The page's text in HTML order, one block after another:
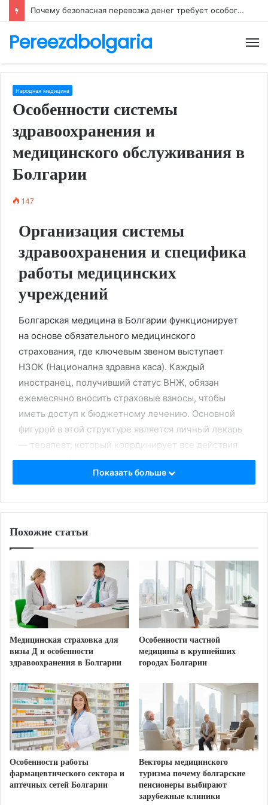
Почему безопасная перевозка денег требует особого внимания
Pereezdbolgaria
Народная медицина
Особенности системы
здравоохранения и
медицинского обслуживания в
Болгарии
147
Организация системы
здравоохранения и специфика
работы медицинских
учреждений
Болгарская медицина в Болгарии функционирует
на основе обязательного медицинского
страхования, где ключевым звеном выступает
НЗОК (Национална здравна каса). Каждый
иностранец, получивший статус ВНЖ, обязан
ежемесячно вносить страховые взносы, чтобы
иметь доступ к бюджетному лечению. Основной
фигурой в этой структуре является личный лекарь
— терапевт, который координирует все действия
пациента. Именно этот специалист проводит
первичный осмотр, выдает направления на анализы
аптека. Без его участия попасть к бесплатному
строго регламентирована. В крупных городах,
функционирует как государственная больница, так
и современная частная практика. Многие пациенты
предпочитают второй вариант, так как там проще
найти русскоговорящего врача и быстрее пройти
обследование. Запись на прием в частный
медицинский центр обычно не требует
длительного ожидания в очередях.
Сравнение форматов оказания
медицинской помощи
Параметр
Государственные
структуры
Частная клиника
Оплата
Медицинский
полис (НЗОК)
Прямая стоимость
услуг или ДМС
Показать больше
Похожие статьи
Медицинская страховка для
визы Д и особенности
здравоохранения в Болгарии
Особенности частной
медицины в крупнейших
городах Болгарии
Особенности работы
фармацевтического сектора и
аптечных сетей Болгарии
Векторы медицинского
туризма почему болгарские
пенсионеры выбирают
зарубежные клиники